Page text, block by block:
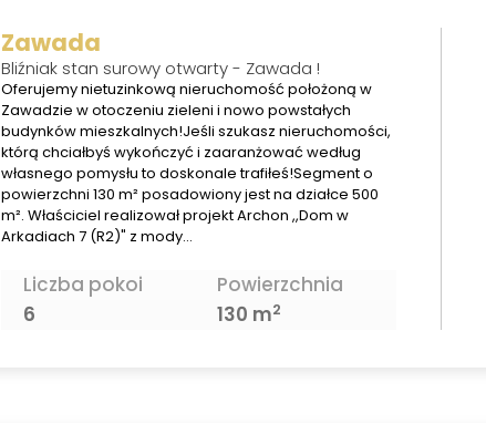
Zawada
Bliźniak stan surowy otwarty - Zawada !
Oferujemy nietuzinkową nieruchomość położoną w
Zawadzie w otoczeniu zieleni i nowo powstałych
budynków mieszkalnych!Jeśli szukasz nieruchomości,
którą chciałbyś wykończyć i zaaranżować według
własnego pomysłu to doskonale trafiłeś!Segment o
powierzchni 130 m² posadowiony jest na działce 500
m². Właściciel realizował projekt Archon ,,Dom w
Arkadiach 7 (R2)" z mody…
Liczba pokoi
6
Powierzchnia
130 m2